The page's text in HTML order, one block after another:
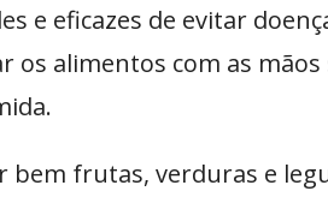
e eficazes de evitar
os alimentos com as
frutas, verduras e